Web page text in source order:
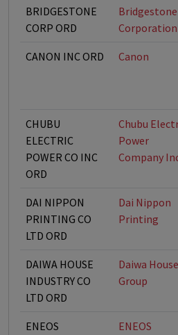
BRIDGESTONE
CORP ORD
Bridgestone
Corporation
CANON INC ORD Canon
CHUBU
ELECTRIC
POWER CO INC
ORD
Chubu
Power
Company
DAI NIPPON
PRINTING CO
LTD ORD
Dai Nippon
Printing
DAIWA HOUSE
INDUSTRY CO
LTD ORD
Daiwa House
Group
ENEOS
ENEOS